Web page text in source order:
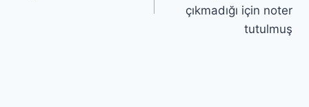
çıkmadığı için noter
tutulmuş